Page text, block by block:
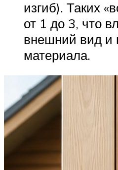
изгиб). Таких
от 1 до 3, что
внешний вид и
материала.